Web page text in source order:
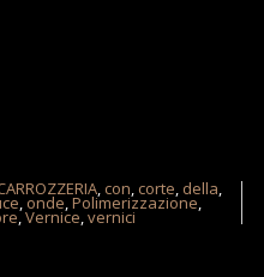
, con, corte, della,
, onde,Polimerizzazione,
,Vernice,vernici